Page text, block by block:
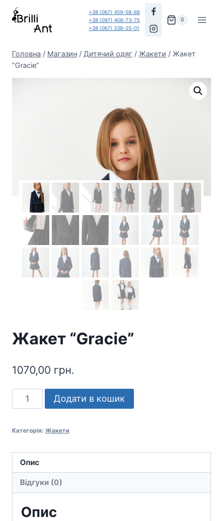
Перейти
+38 (067) 459-58-66
+38 (097) 408-73-75
+38 (067) 338-25-01
0
Головна / Магазин / Дитячий одяг / Жакети / Жакет
“Gracie”
Жакет “Gracie”
1070,00 грн.
Жакет
"Gracie"
Додати в кошик
Категорія: Жакети
Опис
Відгуки (0)
Опис